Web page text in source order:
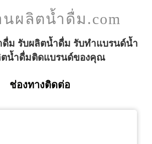
นผลิตน้ำดื่ม.com
ดื่ม รับผลิตน้ำดื่ม รับทำแบรนด์น้ำ
น้ำดื่มติดแบรนด์ของคุณ
ช่องทางติดต่อ